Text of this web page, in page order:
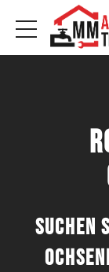
Suchen